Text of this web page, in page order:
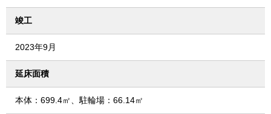
竣工
2023年9月
延床面積
本体：699.4㎡、駐輪場：66.14㎡